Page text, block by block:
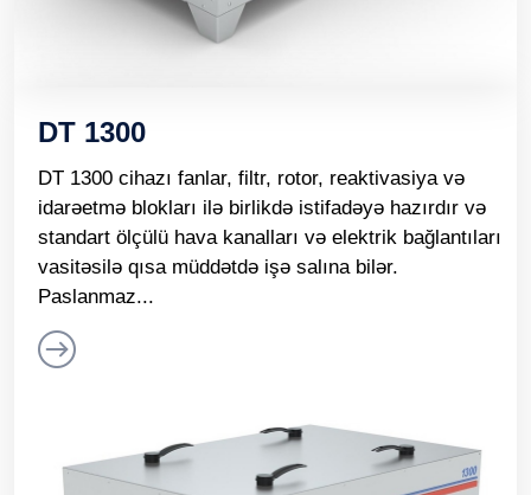
DT 1300
DT 1300 cihazı fanlar, filtr, rotor, reaktivasiya və
idarəetmə blokları ilə birlikdə istifadəyə hazırdır və
standart ölçülü hava kanalları və elektrik bağlantıları
vasitəsilə qısa müddətdə işə salına bilər.
Paslanmaz...